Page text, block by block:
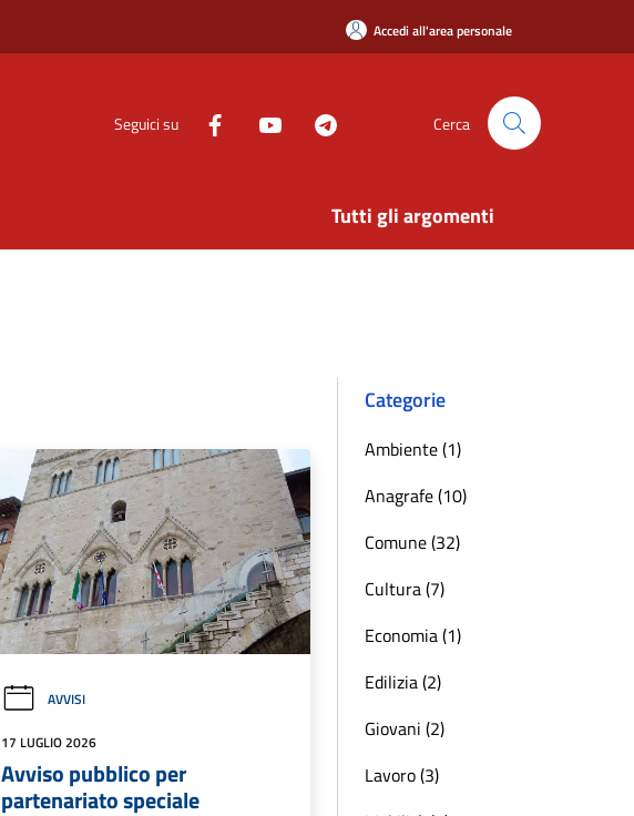
Accedi all'area personale
Seguici su Cerca
Tutti gli argomenti
AVVISI
17 LUGLIO 2026
Avviso pubblico per
partenariato speciale
Categorie
Ambiente (1)
Anagrafe (10)
Comune (32)
Cultura (7)
Economia (1)
Edilizia (2)
Giovani (2)
Lavoro (3)